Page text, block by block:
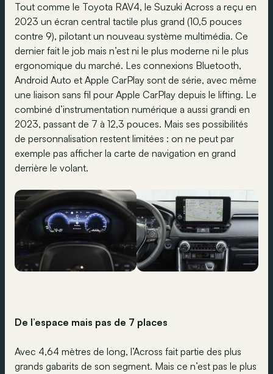
Tout comme le Toyota RAV4, le Suzuki Across a reçu en
2023 un écran central tactile plus grand (10,5 pouces
contre 9), pilotant un nouveau système multimédia. Ce
dernier fait le job mais n’est ni le plus moderne ni le plus
ergonomique du marché. Les connexions Bluetooth,
Android Auto et Apple CarPlay sont de série, avec même
une liaison sans fil pour Apple CarPlay depuis le lifting. Le
combiné d’instrumentation numérique a aussi grandi en
2023, passant de 7 à 12,3 pouces. Mais ses possibilités
de personnalisation restent limitées : on ne peut par
exemple pas afficher la carte de navigation en grand
derrière le volant.
De l’espace mais pas de 7 places
Avec 4,64 mètres de long, l’Across fait partie des plus
grands gabarits de son segment. Mais ce n’est pas le plus